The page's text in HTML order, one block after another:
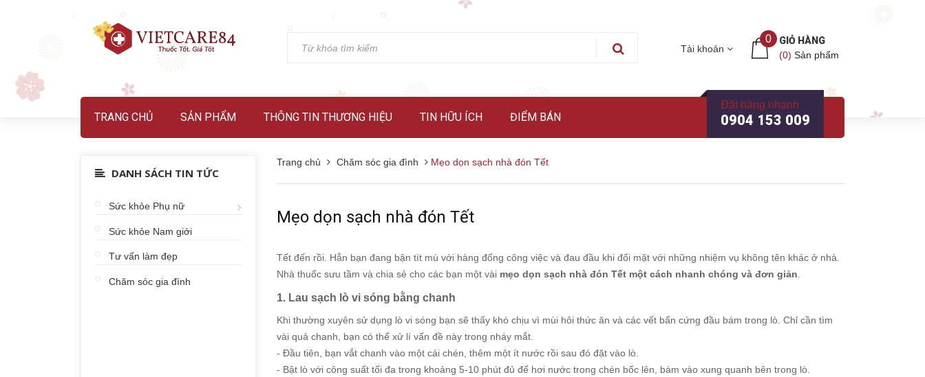
Tài khoản
0
GIỎ HÀNG
(0) Sản phẩm
TRANG CHỦ SẢN PHẨM THÔNG TIN THƯƠNG HIỆU TIN HỮU ÍCH ĐIỂM BÁN
Đặt hàng nhanh
0904 153 009
Trang chủ Chăm sóc gia đình Mẹo dọn sạch nhà đón Tết
Mẹo dọn sạch nhà đón Tết
Tết đến rồi. Hẳn bạn đang bận tít mù với hàng đống công việc và đau đầu khi đối mặt với những nhiệm vụ không tên khác ở nhà.
Nhà thuốc sưu tầm và chia sẻ cho các bạn một vài mẹo dọn sạch nhà đón Tết một cách nhanh chóng và đơn giản
1. Lau sạch lò vi sóng bằng chanh
Khi thường xuyên sử dụng lò vi sóng bạn sẽ thấy khó chịu vì mùi hôi thức ăn và các vết bẩn cứng đầu bám trong lò. Chỉ cần tìm
vài quả chanh, bạn có thể xử lí vấn đề này trong nháy mắt.
- Đầu tiên, bạn vắt chanh vào một cái chén, thêm một ít nước rồi sau đó đặt vào lò.
- Bật lò với công suất tối đa trong khoảng 5-10 phút đủ để hơi nước trong chén bốc lên, bám vào xung quanh bên trong lò.
DANH SÁCH TIN TỨC
Sức khỏe Phụ nữ
Sức khỏe Nam giới
Tư vấn làm đẹp
Chăm sóc gia đình